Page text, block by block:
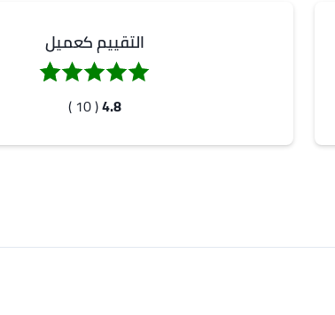
التقييم كعميل
4.8
( 10 )